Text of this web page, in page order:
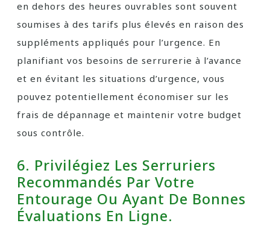
en dehors des heures ouvrables sont souvent
soumises à des tarifs plus élevés en raison des
suppléments appliqués pour l’urgence. En
planifiant vos besoins de serrurerie à l’avance
et en évitant les situations d’urgence, vous
pouvez potentiellement économiser sur les
frais de dépannage et maintenir votre budget
sous contrôle.
6. Privilégiez Les Serruriers
Recommandés Par Votre
Entourage Ou Ayant De Bonnes
Évaluations En Ligne.